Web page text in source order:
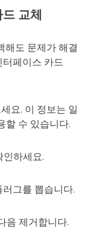
교체
해도 문제가 해결
페이스 카드
요. 이 정보는 일
할 수 있습니다.
인하세요.
그를 뽑습니다.
음 제거합니다.